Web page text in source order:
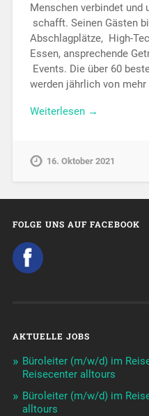
Menschen verbindet und
schafft. Seinen Gästen
Abschlagplätze, High-
Essen, ansprechende
Events. Die über 60
werden jährlich von
Weiterlesen →
16. Oktober 2021
FOLGE UNS AUF FACEBOOK
AKTUELLE JOBS
Büroleiter (m/w/d) im
Reisecenter alltours
Büroleiter (m/w/d) im
alltours